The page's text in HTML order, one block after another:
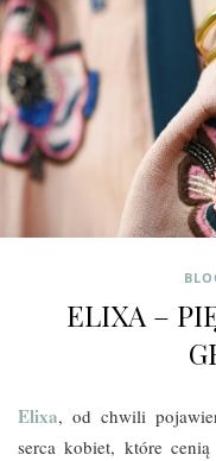
ELIXA –
Elixa, od chwili
serca kobiet, które